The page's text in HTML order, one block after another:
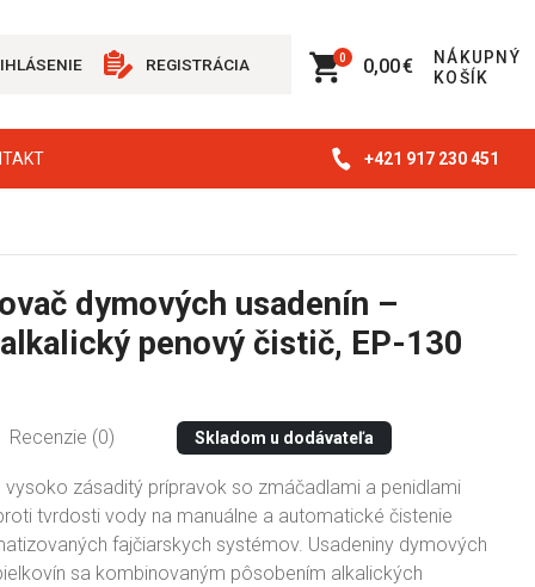
REGISTRÁCIA 0,00 €
NÁKUPNÝ
KOŠÍK
0
+421 917 230 451
dymových usadenín –
penový čistič, EP-130
Recenzie (0) Skladom u dodávateľa
vysoko zásaditý prípravok so zmáčadlami a penidlami
tvrdosti vody na manuálne a automatické čistenie
fajčiarskych systémov. Usadeniny dymových
sa kombinovaným pôsobením alkalických